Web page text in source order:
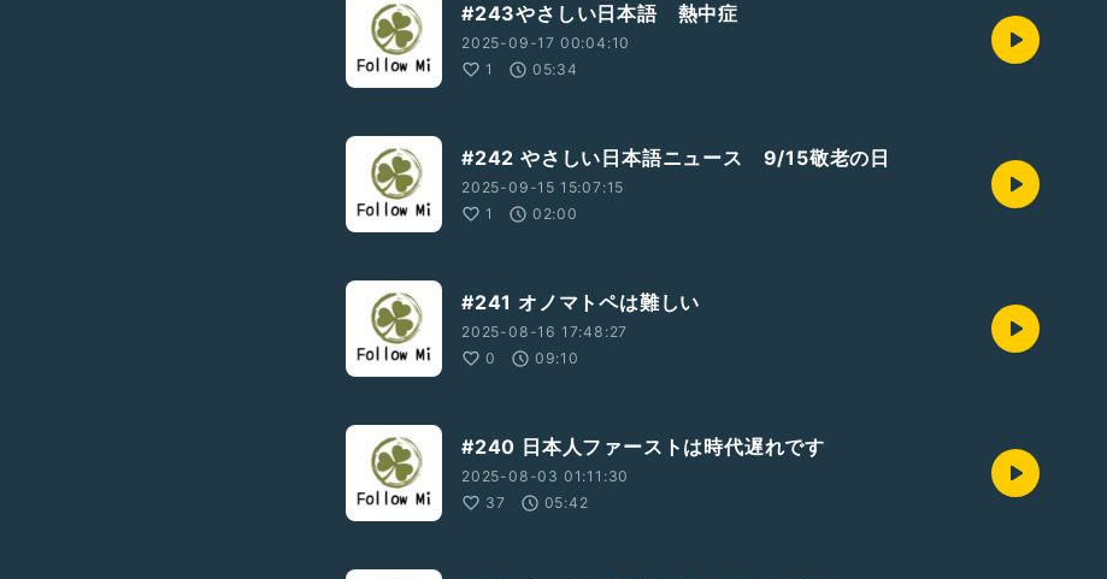
#243やさしい日本語 熱中症
2025-09-17 00:04:10
1
05:34
#242 やさしい日本語ニュース 9/15敬老の日
2025-09-15 15:07:15
1
02:00
#241 オノマトペは難しい
2025-08-16 17:48:27
0
09:10
#240 日本人ファーストは時代遅れです
2025-08-03 01:11:30
37
05:42